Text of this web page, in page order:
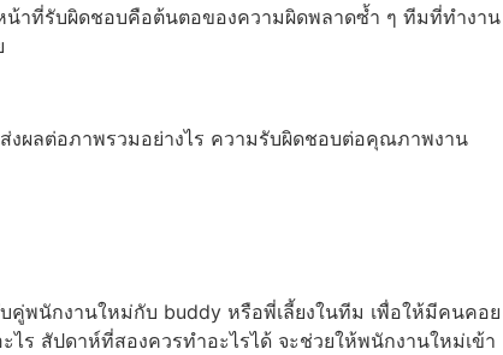
าที่รับผิดชอบคือต้นตอของความผิดพลาดซ้ำ ๆ ทีมที่ทำงาน
งผลต่อภาพรวมอย่างไร ความรับผิดชอบต่อคุณภาพงาน
คู่พนักงานใหม่กับ buddy หรือพี่เลี้ยงในทีม เพื่อให้มีคนคอย
ร สัปดาห์ที่สองควรทำอะไรได้ จะช่วยให้พนักงานใหม่เข้า